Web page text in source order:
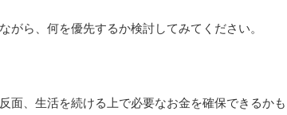
ら、何を優先するか検討してみてください。
面、生活を続ける上で必要なお金を確保できるかも